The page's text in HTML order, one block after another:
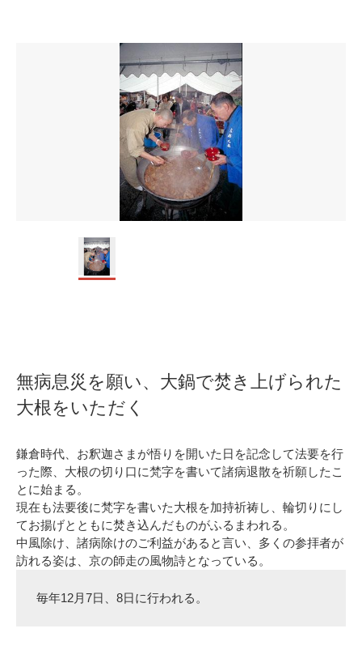
無病息災を願い、大鍋で焚き上げられた
大根をいただく
鎌倉時代、お釈迦さまが悟りを開いた日を記念して法要を行
った際、大根の切り口に梵字を書いて諸病退散を祈願したこ
とに始まる。
現在も法要後に梵字を書いた大根を加持祈祷し、輪切りにし
てお揚げとともに焚き込んだものがふるまわれる。
中風除け、諸病除けのご利益があると言い、多くの参拝者が
訪れる姿は、京の師走の風物詩となっている。
毎年12月7日、8日に行われる。